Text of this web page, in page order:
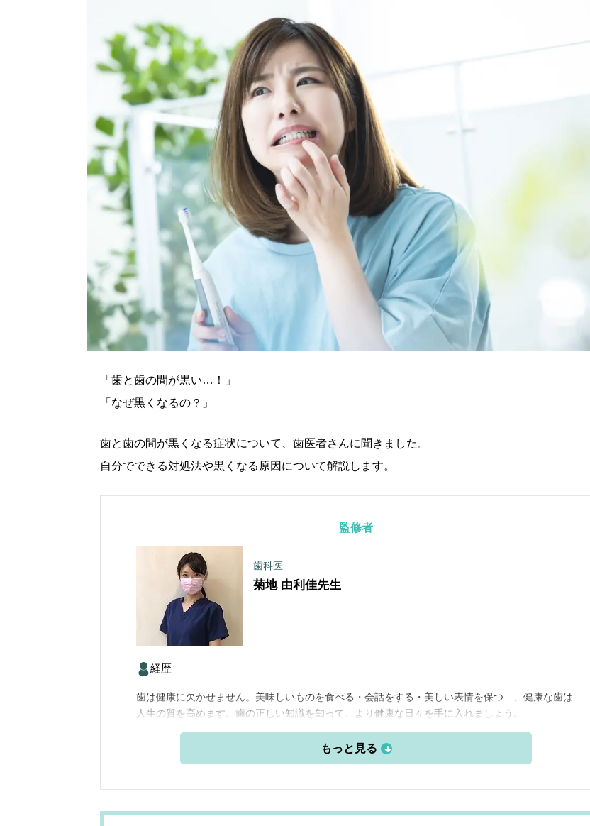
「歯と歯の間が黒い…！」
「なぜ黒くなるの？」
歯と歯の間が黒くなる症状について、歯医者さんに聞きました。
自分でできる対処法や黒くなる原因について解説します。
監修者
歯科医
菊地 由利佳先生
経歴
歯は健康に欠かせません。美味しいものを食べる・会話をする・美しい表情を保つ…、健康な歯は
人生の質を高めます。歯の正しい知識を知って、より健康な日々を手に入れましょう。